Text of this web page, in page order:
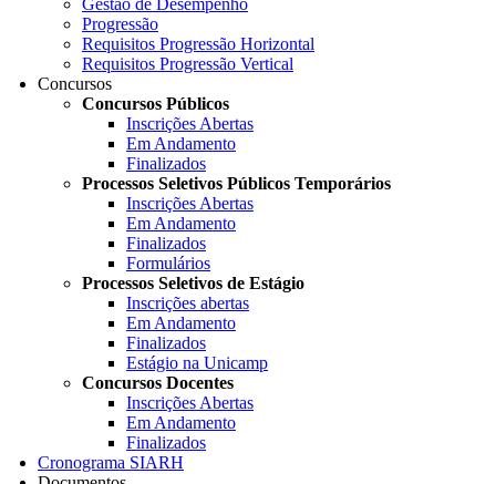
Gestão de Desempenho
Progressão
Requisitos Progressão Horizontal
Requisitos Progressão Vertical
Concursos
Concursos Públicos
Inscrições Abertas
Em Andamento
Finalizados
Processos Seletivos Públicos Temporários
Inscrições Abertas
Em Andamento
Finalizados
Formulários
Processos Seletivos de Estágio
Inscrições abertas
Em Andamento
Finalizados
Estágio na Unicamp
Concursos Docentes
Inscrições Abertas
Em Andamento
Finalizados
Cronograma SIARH